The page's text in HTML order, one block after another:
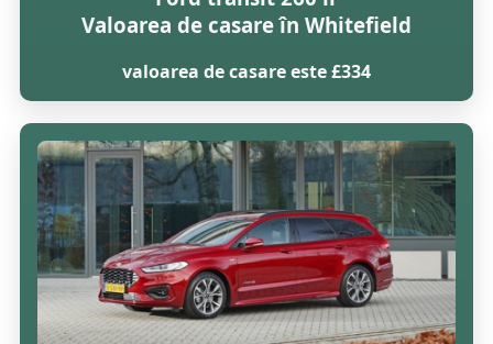
Valoarea de casare în Whitefield
valoarea de casare este £334